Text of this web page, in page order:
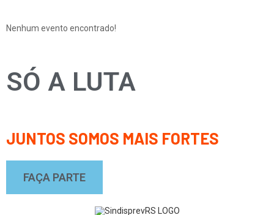
Nenhum evento encontrado!
SÓ A LUTA
JUNTOS SOMOS MAIS FORTES
FAÇA PARTE